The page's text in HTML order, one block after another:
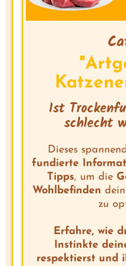
Ist
schlecht
Dieses
fundierte
Tipps, um die
Wohlbefinden
zu
Erfahre, wie
Instinkte
respektierst und